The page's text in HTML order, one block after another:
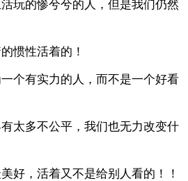
玩的惨兮兮的人，但是我们仍然
惯性活着的！
个有实力的人，而不是一个好看
太多不公平，我们也无力改变什
好，活着又不是给别人看的！！